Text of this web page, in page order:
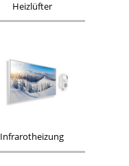
Heizlüfter
Infrarotheizung